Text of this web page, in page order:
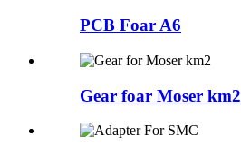
PCB Foar A6
Gear foar Moser km2